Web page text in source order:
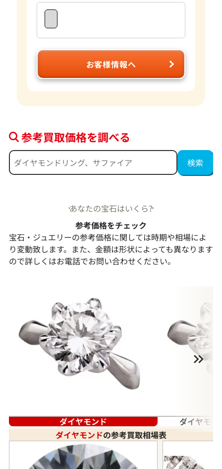
お客様情報へ
参考買取価格を調べる
あなたの宝石はいくら?
参考価格をチェック
宝石・ジュエリーの参考価格に関しては時期や相場によ
り変動致します。また、金額は形状によっても異なります
ので詳しくはお電話でお問い合わせください。
ダイヤモンド
ダイヤモ
ダイヤモンドの参考買取相場表